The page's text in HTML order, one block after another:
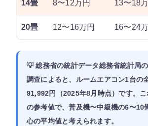
14畳 8〜12万円 13〜18
20畳 12〜16万円 16〜24
💡 総務省の統計データ総務省統計局
調査によると、ルームエアコン1台の
91,992円
（2025年8月時点）です。
の参考値で、普及機〜中級機の6〜10
心の平均値と考えられます。